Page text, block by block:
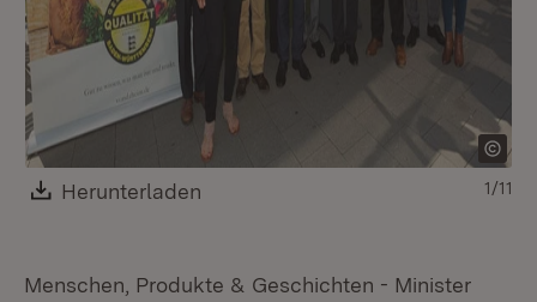
Download:
Herunterladen 1/11
Menschen, Produkte & Geschichten - Minister